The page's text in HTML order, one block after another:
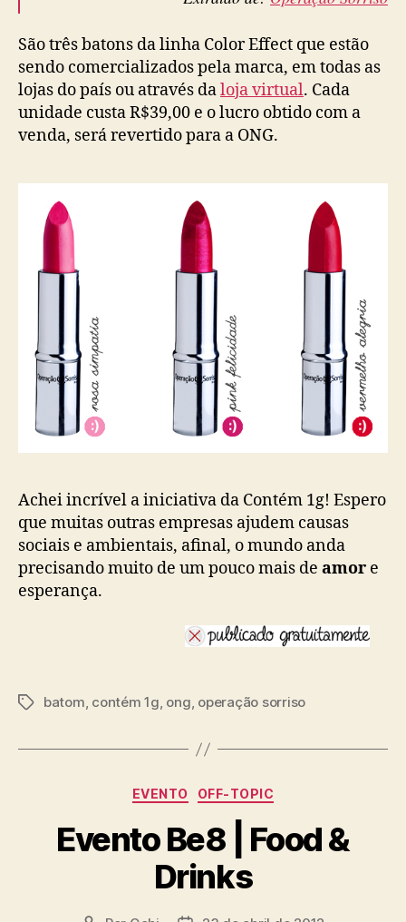
São três batons da linha Color Effect que estão
sendo comercializados pela marca, em todas as
lojas do país ou através daloja virtual. Cada
unidade custa R$39,00 e o lucro obtido com a
venda, será revertido para a ONG.
Achei incrível a iniciativa da Contém 1g! Espero
que muitas outras empresas ajudem causas
sociais e ambientais, afinal, o mundo anda
precisando muito de um pouco mais de amor e
esperança.
Tagsbatom, contém 1g, ong, operação sorriso
Categorias
EVENTO OFF-TOPIC
Evento Be8 | Food &
Drinks